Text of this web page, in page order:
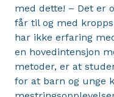
med dette! – Det er
får til og med
har ikke erfaring
en hovedintensjon
metoder, er at
for at barn og unge